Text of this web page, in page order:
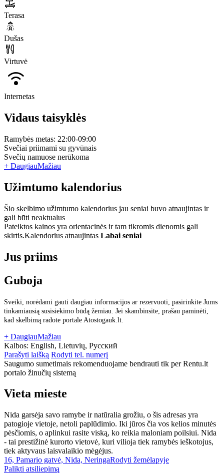
Terasa
Dušas
Virtuvė
Internetas
Vidaus taisyklės
Ramybės metas: 22:00-09:00
Svečiai priimami su gyvūnais
Svečių namuose nerūkoma
+ DaugiauMažiau
Užimtumo kalendorius
Šio skelbimo užimtumo kalendorius jau seniai buvo atnaujintas ir
gali būti neaktualus
Pateiktos kainos yra orientacinės ir tam tikromis dienomis gali
skirtis.Kalendorius atnaujintas Labai seniai
Jus priims
Guboja
Sveiki, norėdami gauti daugiau informacijos ar rezervuoti, pasirinkite Jums
tinkamiausią susisiekimo būdą žemiau. Jei skambinsite, prašau paminėti,
kad skelbimą radote portale Atostogauk.lt.
+ DaugiauMažiau
Kalbos: English, Lietuvių, Русский
Parašyti laišką Rodyti tel. numerį
Saugumo sumetimais rekomenduojame bendrauti tik per Rentu.lt
portalo žinučių sistemą
Vieta mieste
Nida garsėja savo ramybe ir natūralia grožiu, o šis adresas yra
patogioje vietoje, netoli paplūdimio. Iki jūros čia vos kelios minutės
pėsčiomis, o aplinkui rasite viską, ko reikia maloniam poilsiui. Nida
- tai prestižinė kurorto vietovė, kuri vilioja tiek ramybės ieškotojus,
tiek aktyvaus laisvalaikio mėgėjus.
16, Pamario gatvė, Nida, NeringaRodyti žemėlapyje
Palikti atsiliepimą